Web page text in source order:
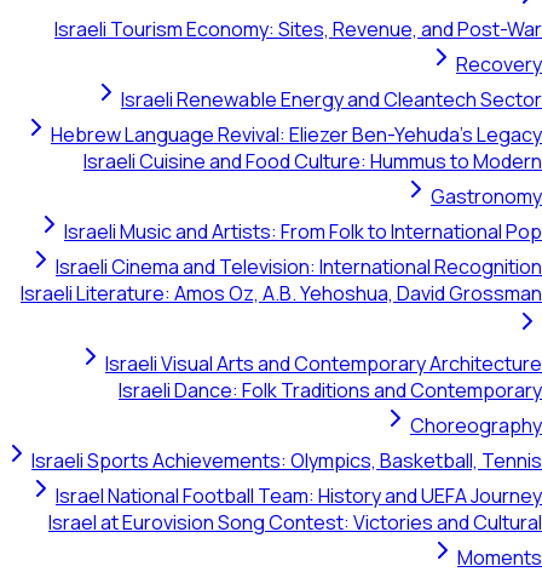
Israeli Tourism Economy: Sites, Revenue, and Post-War
Recovery
Israeli Renewable Energy and Cleantech Sector
Hebrew Language Revival: Eliezer Ben-Yehuda's Legacy
Israeli Cuisine and Food Culture: Hummus to Modern
Gastronomy
Israeli Music and Artists: From Folk to International Pop
Israeli Cinema and Television: International Recognition
Israeli Literature: Amos Oz, A.B. Yehoshua, David Grossman
Israeli Visual Arts and Contemporary Architecture
Israeli Dance: Folk Traditions and Contemporary
Choreography
Israeli Sports Achievements: Olympics, Basketball, Tennis
Israel National Football Team: History and UEFA Journey
Israel at Eurovision Song Contest: Victories and Cultural
Moments